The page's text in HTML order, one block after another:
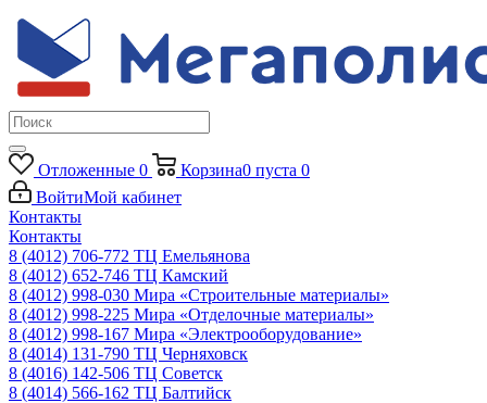
Отложенные 0 Корзина0 пуста 0
ВойтиМой кабинет
Контакты
Контакты
8 (4012) 706-772 ТЦ Емельянова
8 (4012) 652-746 ТЦ Камский
8 (4012) 998-030 Мира «Строительные материалы»
8 (4012) 998-225 Мира «Отделочные материалы»
8 (4012) 998-167 Мира «Электрооборудование»
8 (4014) 131-790 ТЦ Черняховск
8 (4016) 142-506 ТЦ Советск
8 (4014) 566-162 ТЦ Балтийск